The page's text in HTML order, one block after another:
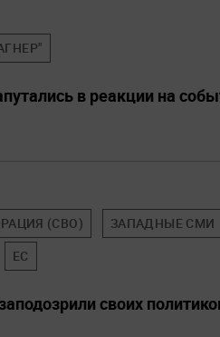
в реакции на
(СВО) ЗАПАДНЫЕ СМИ
ЕС
своих